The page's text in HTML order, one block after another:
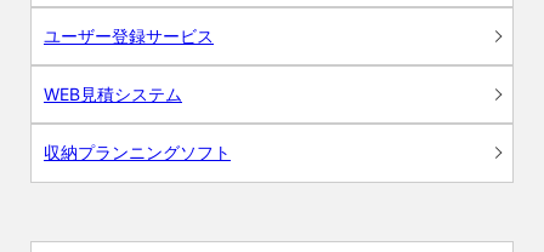
ユーザー登録サービス
WEB見積システム
収納プランニングソフト